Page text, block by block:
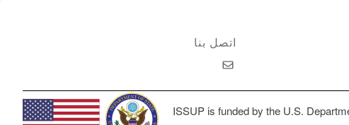
اتصل بنا
ISSUP is funded by the U.S.